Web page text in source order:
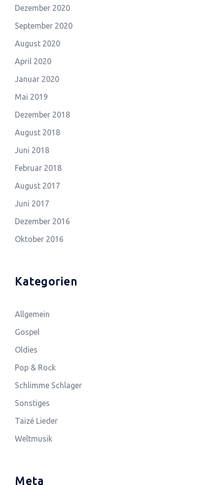
Dezember 2020
September 2020
August 2020
April 2020
Januar 2020
Mai 2019
Dezember 2018
August 2018
Juni 2018
Februar 2018
August 2017
Juni 2017
Dezember 2016
Oktober 2016
Kategorien
Allgemein
Gospel
Oldies
Pop & Rock
Schlimme Schlager
Sonstiges
Taizé Lieder
Weltmusik
Meta